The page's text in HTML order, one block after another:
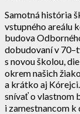
Samotná história
vstupného areálu
budova
dobudovaní v
s novou školou,
okrem našich
a krátko aj
snívať o vlastnom
i zamestnancom